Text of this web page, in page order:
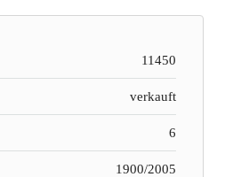
11450
verkauft
6
1900/2005